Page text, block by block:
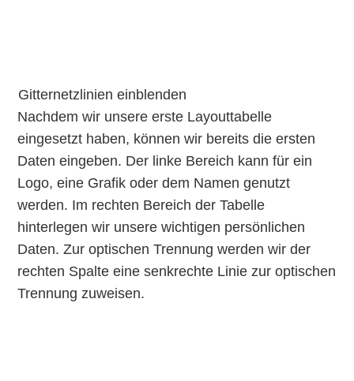
Gitternetzlinien einblenden
Nachdem wir unsere erste Layouttabelle
eingesetzt haben, können wir bereits die ersten
Daten eingeben. Der linke Bereich kann für ein
Logo, eine Grafik oder dem Namen genutzt
werden. Im rechten Bereich der Tabelle
hinterlegen wir unsere wichtigen persönlichen
Daten. Zur optischen Trennung werden wir der
rechten Spalte eine senkrechte Linie zur optischen
Trennung zuweisen.